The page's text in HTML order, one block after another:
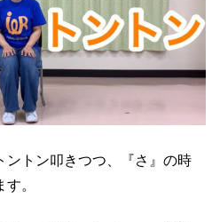
ントン叩きつつ、『さ』の時
。